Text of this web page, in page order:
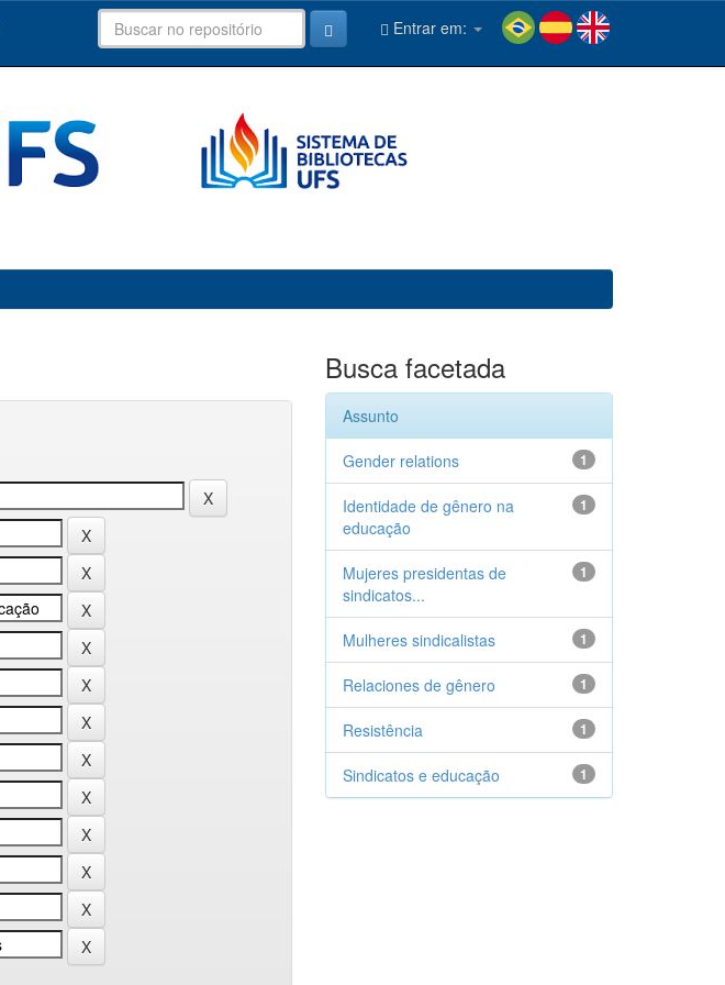
Entrar em:
Busca facetada
Assunto
1
Gender relations
1
Identidade de gênero na
educação
1
Mujeres presidentas de
sindicatos...
1
Mulheres sindicalistas
1
Relaciones de gênero
1
Resistência
1
Sindicatos e educação